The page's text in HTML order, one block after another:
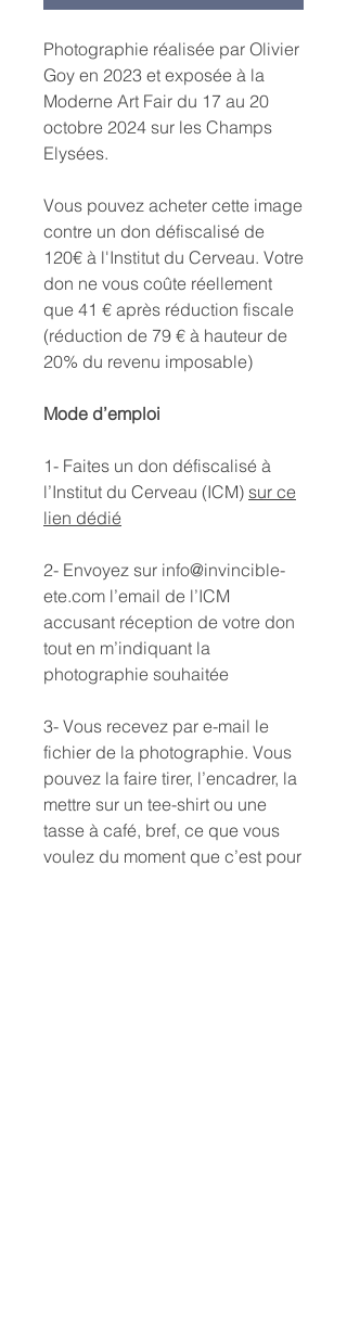
Photographie réalisée par Olivier
Goy en 2023 et exposée à la
Moderne Art Fair du 17 au 20
octobre 2024 sur les Champs
Elysées.
Vous pouvez acheter cette image
contre un don défiscalisé de
120€ à l'Institut du Cerveau. Votre
don ne vous coûte réellement
que 41 € après réduction fiscale
(réduction de 79 € à hauteur de
20% du revenu imposable)
Mode d’emploi
1- Faites un don défiscalisé à
l’Institut du Cerveau (ICM) sur ce
lien dédié
2- Envoyez sur info@invincible-
ete.com l’email de l’ICM
accusant réception de votre don
tout en m’indiquant la
photographie souhaitée
3- Vous recevez par e-mail le
fichier de la photographie. Vous
pouvez la faire tirer, l’encadrer, la
mettre sur un tee-shirt ou une
tasse à café, bref, ce que vous
voulez du moment que c’est pour